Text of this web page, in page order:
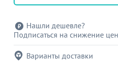
Нашли дешевле?
Подписаться на снижение
Варианты доставки